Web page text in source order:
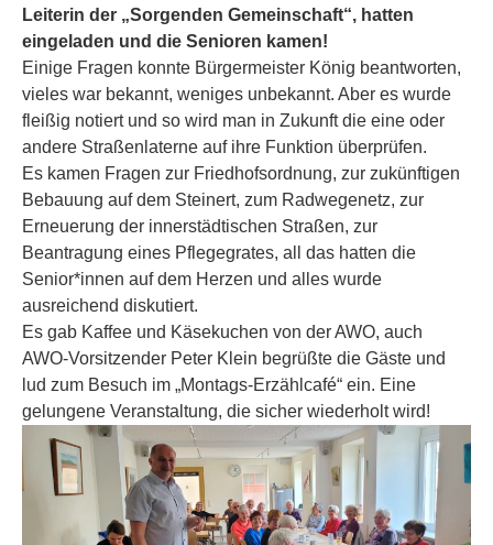
Leiterin der „Sorgenden Gemeinschaft“, hatten
eingeladen und die Senioren kamen!
Einige Fragen konnte Bürgermeister König beantworten,
vieles war bekannt, weniges unbekannt. Aber es wurde
fleißig notiert und so wird man in Zukunft die eine oder
andere Straßenlaterne auf ihre Funktion überprüfen.
Es kamen Fragen zur Friedhofsordnung, zur zukünftigen
Bebauung auf dem Steinert, zum Radwegenetz, zur
Erneuerung der innerstädtischen Straßen, zur
Beantragung eines Pflegegrates, all das hatten die
Senior*innen auf dem Herzen und alles wurde
ausreichend diskutiert.
Es gab Kaffee und Käsekuchen von der AWO, auch
AWO-Vorsitzender Peter Klein begrüßte die Gäste und
lud zum Besuch im „Montags-Erzählcafé“ ein. Eine
gelungene Veranstaltung, die sicher wiederholt wird!